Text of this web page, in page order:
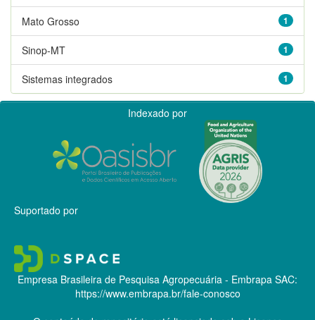
1
Mato Grosso
1
Sinop-MT
1
Sistemas integrados
Indexado por
Suportado por
Empresa Brasileira de Pesquisa Agropecuária - Embrapa SAC:
https://www.embrapa.br/fale-conosco